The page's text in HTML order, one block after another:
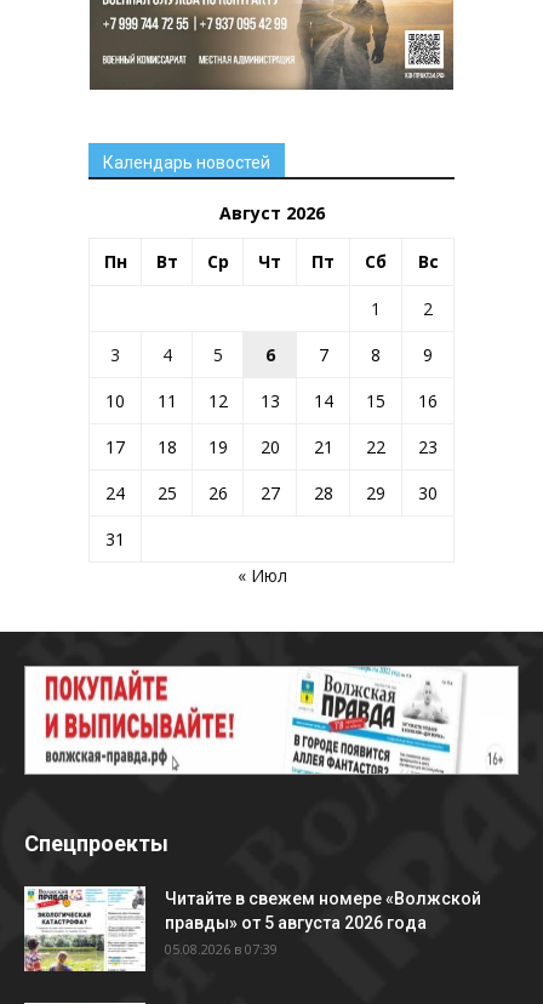
Календарь новостей
Август 2026
Пн Вт Ср Чт Пт Сб Вс
1
2
3
4 5 6 7 8
9
10
11 12 13 14 15
16
17
18 19 20 21 22
23
24
25 26 27 28 29
30
31
« Июл
Спецпроекты
Читайте в свежем номере «Волжской
правды» от 5 августа 2026 года
05.08.2026 в 07:39